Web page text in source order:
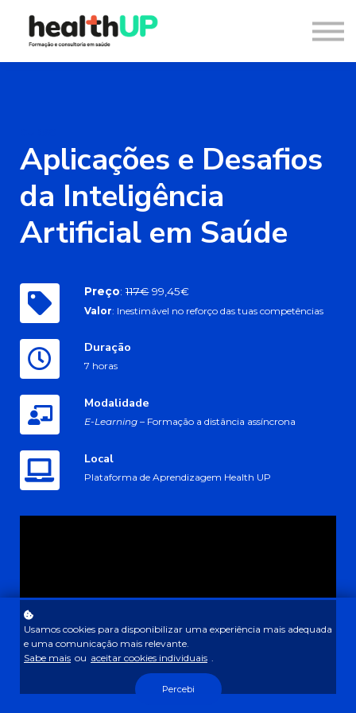
Blog
Aplicações e Desafios
da Inteligência
Artificial em Saúde
Preço:117€99,45€
Valor: Inestimável no reforço das tuas competências
Duração
7 horas
Modalidade
E-Learning – Formação a distância assíncrona
Local
Plataforma de Aprendizagem Health UP
Usamos cookies para disponibilizar uma experiência mais adequada
e uma comunicação mais relevante.
Sabe mais ou aceitar cookies individuais .
Percebi